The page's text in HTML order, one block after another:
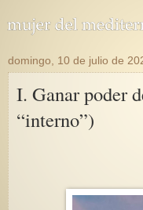
domingo, 10 de julio de
I. Ganar poder
“interno”)